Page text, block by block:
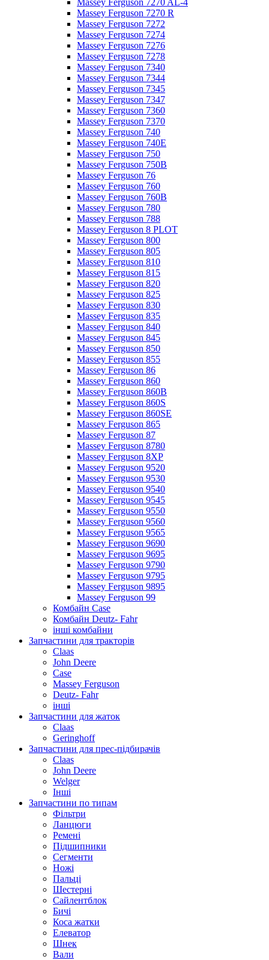
Massey Ferguson 7270 AL-4
Massey Ferguson 7270 R
Massey Ferguson 7272
Massey Ferguson 7274
Massey Ferguson 7276
Massey Ferguson 7278
Massey Ferguson 7340
Massey Ferguson 7344
Massey Ferguson 7345
Massey Ferguson 7347
Massey Ferguson 7360
Massey Ferguson 7370
Massey Ferguson 740
Massey Ferguson 740E
Massey Ferguson 750
Massey Ferguson 750B
Massey Ferguson 76
Massey Ferguson 760
Massey Ferguson 760B
Massey Ferguson 780
Massey Ferguson 788
Massey Ferguson 8 PLOT
Massey Ferguson 800
Massey Ferguson 805
Massey Ferguson 810
Massey Ferguson 815
Massey Ferguson 820
Massey Ferguson 825
Massey Ferguson 830
Massey Ferguson 835
Massey Ferguson 840
Massey Ferguson 845
Massey Ferguson 850
Massey Ferguson 855
Massey Ferguson 86
Massey Ferguson 860
Massey Ferguson 860B
Massey Ferguson 860S
Massey Ferguson 860SE
Massey Ferguson 865
Massey Ferguson 87
Massey Ferguson 8780
Massey Ferguson 8XP
Massey Ferguson 9520
Massey Ferguson 9530
Massey Ferguson 9540
Massey Ferguson 9545
Massey Ferguson 9550
Massey Ferguson 9560
Massey Ferguson 9565
Massey Ferguson 9690
Massey Ferguson 9695
Massey Ferguson 9790
Massey Ferguson 9795
Massey Ferguson 9895
Massey Ferguson 99
Комбайн Case
Комбайн Deutz- Fahr
інші комбайни
Запчастини для тракторів
Claas
John Deere
Case
Massey Ferguson
Deutz- Fahr
інші
Запчастини для жаток
Claas
Geringhoff
Запчастини для прес-підбирачів
Claas
John Deere
Welger
Інші
Запчастини по типам
Фільтри
Ланцюги
Ремені
Підшипники
Сегменти
Ножі
Пальці
Шестерні
Сайлентблок
Бичі
Коса жатки
Елеватор
Шнек
Вали